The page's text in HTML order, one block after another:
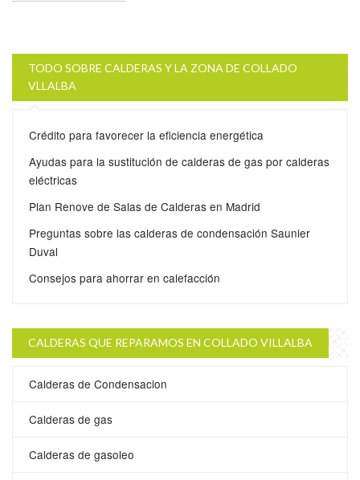
TODO SOBRE CALDERAS Y LA ZONA DE COLLADO
VLLALBA
Crédito para favorecer la eficiencia energética
Ayudas para la sustitución de calderas de gas por calderas
eléctricas
Plan Renove de Salas de Calderas en Madrid
Preguntas sobre las calderas de condensación Saunier
Duval
Consejos para ahorrar en calefacción
CALDERAS QUE REPARAMOS EN COLLADO VILLALBA
Calderas de Condensacion
Calderas de gas
Calderas de gasoleo